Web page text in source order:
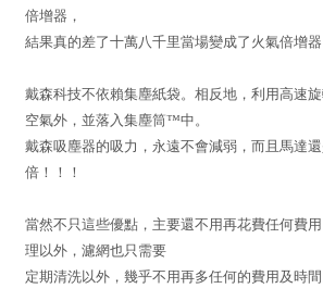
倍增器，
結果真的差了十萬八千里當場變成了火氣倍增
戴森科技不依賴集塵紙袋。相反地，利用高速
空氣外，並落入集塵筒™中。
戴森吸塵器的吸力，永遠不會減弱，而且馬達
倍！！！
當然不只這些優點，主要還不用再花費任何費
理以外，濾網也只需要
定期清洗以外，幾乎不用再多任何的費用及時間